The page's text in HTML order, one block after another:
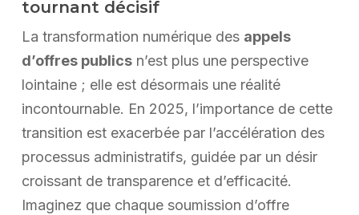
tournant décisif
La transformation numérique des appels
d’offres publicsn’est plus une perspective
lointaine ; elle est désormais une réalité
incontournable. En 2025, l’importance de cette
transition est exacerbée par l’accélération des
processus administratifs, guidée par un désir
croissant de transparence et d’efficacité.
Imaginez que chaque soumission d’offre